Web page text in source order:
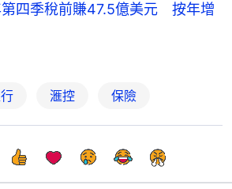
第四季稅前賺47.5億美元 按年增
滙控 保險